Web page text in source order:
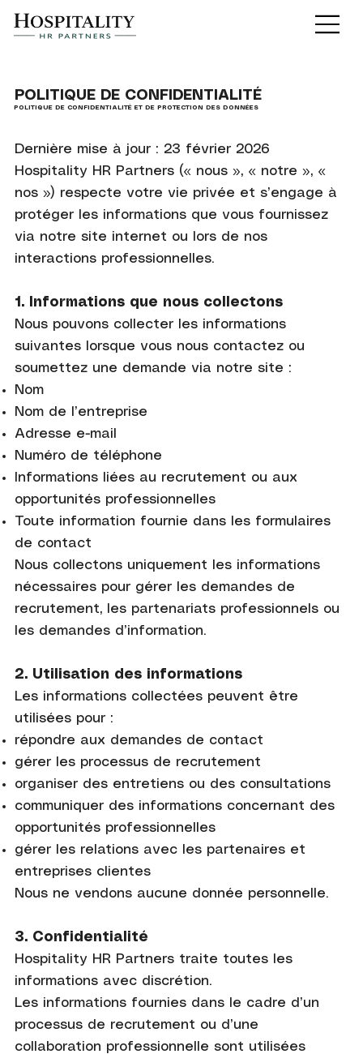
POLITIQUE DE CONFIDENTIALITÉ
POLITIQUE DE CONFIDENTIALITÉ ET DE PROTECTION DES DONNÉES
Dernière mise à jour : 23 février 2026
Hospitality HR Partners (« nous », « notre », «
nos ») respecte votre vie privée et s’engage à
protéger les informations que vous fournissez
via notre site internet ou lors de nos
interactions professionnelles.
1. Informations que nous collectons
Nous pouvons collecter les informations
suivantes lorsque vous nous contactez ou
soumettez une demande via notre site :
Nom
Nom de l’entreprise
Adresse e-mail
Numéro de téléphone
Informations liées au recrutement ou aux
opportunités professionnelles
Toute information fournie dans les formulaires
de contact
Nous collectons uniquement les informations
nécessaires pour gérer les demandes de
recrutement, les partenariats professionnels ou
les demandes d’information.
2. Utilisation des informations
Les informations collectées peuvent être
utilisées pour :
répondre aux demandes de contact
gérer les processus de recrutement
organiser des entretiens ou des consultations
communiquer des informations concernant des
opportunités professionnelles
gérer les relations avec les partenaires et
entreprises clientes
Nous ne vendons aucune donnée personnelle.
3. Confidentialité
Hospitality HR Partners traite toutes les
informations avec discrétion.
Les informations fournies dans le cadre d’un
processus de recrutement ou d’une
collaboration professionnelle sont utilisées